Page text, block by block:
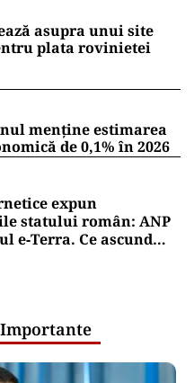
WhatsApp
Ierusalimului: o luptă
aprinde lumea
dintr-o rachetă SpaceX
NASA va studia